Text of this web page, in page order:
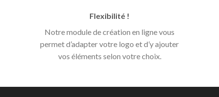
Flexibilité !
Notre module de création en ligne vous
permet d’adapter votre logo et d’y ajouter
vos éléments selon votre choix.